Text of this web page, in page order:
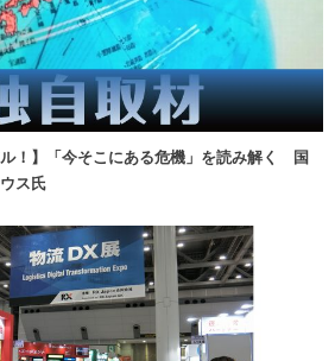
ル！】「今そこにある危機」を読み解く 国
ス氏